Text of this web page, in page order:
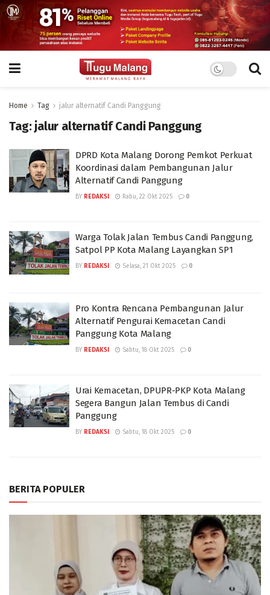
Home Tag jalur alternatif Candi Panggung
Tag: jalur alternatif Candi Panggung
DPRD Kota Malang Dorong Pemkot Perkuat
Koordinasi dalam Pembangunan Jalur
Alternatif Candi Panggung
BY REDAKSI Rabu, 22 Okt 2025 0
Warga Tolak Jalan Tembus Candi Panggung,
Satpol PP Kota Malang Layangkan SP1
BY REDAKSI Selasa, 21 Okt 2025 0
Pro Kontra Rencana Pembangunan Jalur
Alternatif Pengurai Kemacetan Candi
Panggung Kota Malang
BY REDAKSI Sabtu, 18 Okt 2025 0
Urai Kemacetan, DPUPR-PKP Kota Malang
Segera Bangun Jalan Tembus di Candi
Panggung
BY REDAKSI Sabtu, 18 Okt 2025 0
BERITA POPULER